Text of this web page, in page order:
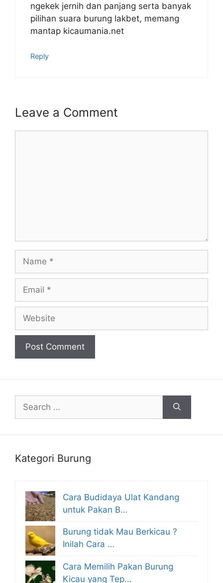
ngekek jernih dan panjang serta banyak
pilihan suara burung lakbet, memang
mantap kicaumania.net
Reply
Leave a Comment
for:
Kategori Burung
Cara Budidaya Ulat Kandang
untuk Pakan B…
Burung tidak Mau Berkicau ?
Inilah Cara …
Cara Memilih Pakan Burung
Kicau yang Tep…